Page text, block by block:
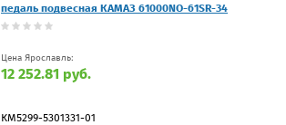
педаль подвесная КАМАЗ 61000NO-61SR-34
Цена Ярославль:
12 252.81 руб.
КМ5299-5301331-01